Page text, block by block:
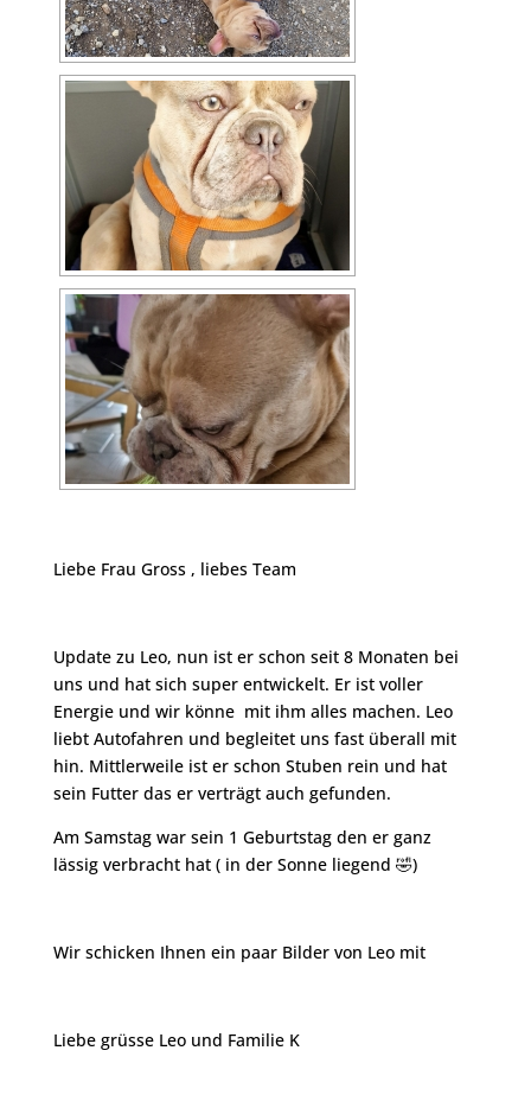
Liebe Frau Gross , liebes Team
Update zu Leo, nun ist er schon seit 8 Monaten bei
uns und hat sich super entwickelt. Er ist voller
Energie und wir könne mit ihm alles machen. Leo
liebt Autofahren und begleitet uns fast überall mit
hin. Mittlerweile ist er schon Stuben rein und hat
sein Futter das er verträgt auch gefunden.
Am Samstag war sein 1 Geburtstag den er ganz
lässig verbracht hat ( in der Sonne liegend 🤣)
Wir schicken Ihnen ein paar Bilder von Leo mit
Liebe grüsse Leo und Familie K